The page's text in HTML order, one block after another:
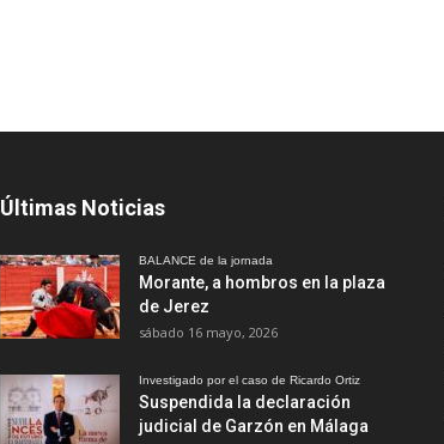
Últimas Noticias
BALANCE de la jornada
Morante, a hombros en la plaza
de Jerez
sábado 16 mayo, 2026
Investigado por el caso de Ricardo Ortiz
Suspendida la declaración
judicial de Garzón en Málaga